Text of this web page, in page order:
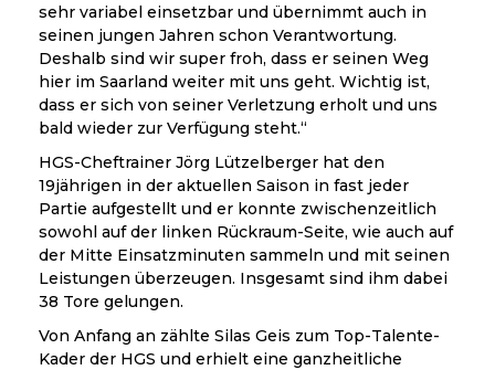
sehr variabel einsetzbar und übernimmt auch in
seinen jungen Jahren schon Verantwortung.
Deshalb sind wir super froh, dass er seinen Weg
hier im Saarland weiter mit uns geht. Wichtig ist,
dass er sich von seiner Verletzung erholt und uns
bald wieder zur Verfügung steht.“
HGS-Cheftrainer Jörg Lützelberger hat den
19jährigen in der aktuellen Saison in fast jeder
Partie aufgestellt und er konnte zwischenzeitlich
sowohl auf der linken Rückraum-Seite, wie auch auf
der Mitte Einsatzminuten sammeln und mit seinen
Leistungen überzeugen. Insgesamt sind ihm dabei
38 Tore gelungen.
Von Anfang an zählte Silas Geis zum Top-Talente-
Kader der HGS und erhielt eine ganzheitliche